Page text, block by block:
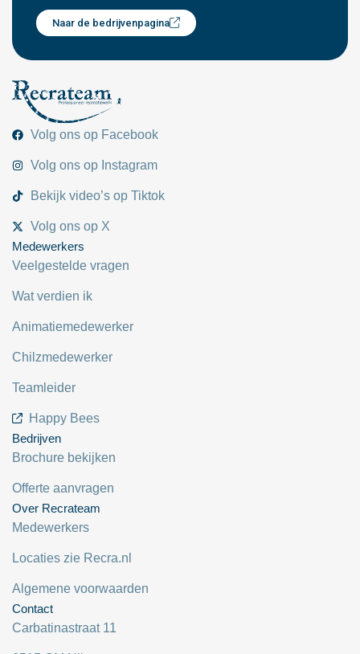
Naar de bedrijvenpagina
Volg ons op Facebook
Volg ons op Instagram
Bekijk video’s op Tiktok
Volg ons op X
Medewerkers
Veelgestelde vragen
Wat verdien ik
Animatiemedewerker
Chilzmedewerker
Teamleider
Happy Bees
Bedrijven
Brochure bekijken
Offerte aanvragen
Over Recrateam
Medewerkers
Locaties zie Recra.nl
Algemene voorwaarden
Contact
Carbatinastraat 11